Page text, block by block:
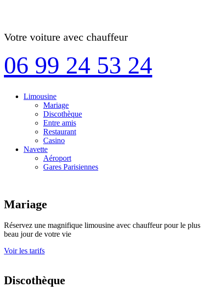
Votre voiture avec chauffeur
06 99 24 53 24
Limousine
Mariage
Discothèque
Entre amis
Restaurant
Casino
Navette
Aéroport
Gares Parisiennes
Mariage
Réservez une magnifique limousine avec chauffeur pour le plus
beau jour de votre vie
Voir les tarifs
Discothèque